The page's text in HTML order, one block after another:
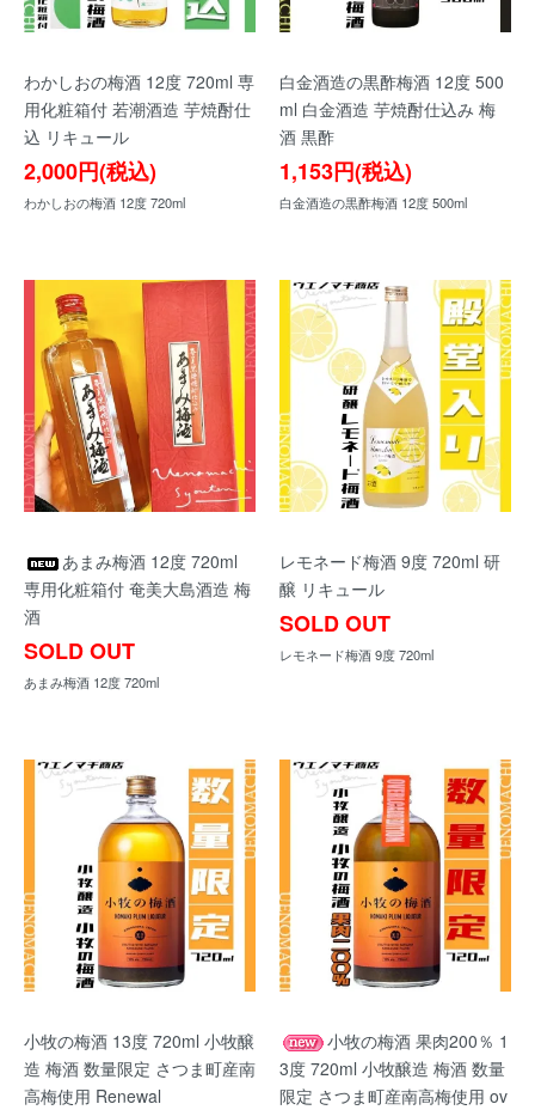
わかしおの梅酒 12度 720ml 専
用化粧箱付 若潮酒造 芋焼酎仕
込 リキュール
2,000円(税込)
わかしおの梅酒 12度 720ml
白金酒造の黒酢梅酒 12度 500
ml 白金酒造 芋焼酎仕込み 梅
酒 黒酢
1,153円(税込)
白金酒造の黒酢梅酒 12度 500ml
あまみ梅酒 12度 720ml
専用化粧箱付 奄美大島酒造 梅
酒
SOLD OUT
あまみ梅酒 12度 720ml
レモネード梅酒 9度 720ml 研
醸 リキュール
SOLD OUT
レモネード梅酒 9度 720ml
小牧の梅酒 13度 720ml 小牧醸
造 梅酒 数量限定 さつま町産南
高梅使用 Renewal
小牧の梅酒 果肉200％ 1
3度 720ml 小牧醸造 梅酒 数量
限定 さつま町産南高梅使用 ov